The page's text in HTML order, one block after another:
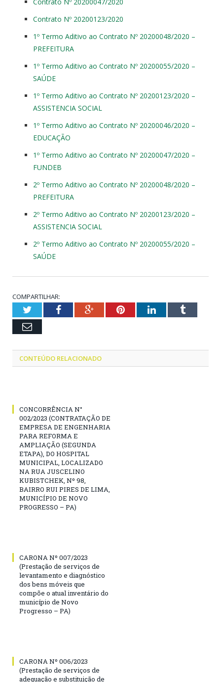
Contrato Nº 20200123/2020
1º Termo Aditivo ao Contrato Nº 20200048/2020 –
PREFEITURA
1º Termo Aditivo ao Contrato Nº 20200055/2020 –
SAÚDE
1º Termo Aditivo ao Contrato Nº 20200123/2020 –
ASSISTENCIA SOCIAL
1º Termo Aditivo ao Contrato Nº 20200046/2020 –
EDUCAÇÃO
1º Termo Aditivo ao Contrato Nº 20200047/2020 –
FUNDEB
2º Termo Aditivo ao Contrato Nº 20200048/2020 –
PREFEITURA
2º Termo Aditivo ao Contrato Nº 20200123/2020 –
ASSISTENCIA SOCIAL
2º Termo Aditivo ao Contrato Nº 20200055/2020 –
SAÚDE
COMPARTILHAR:
TwitterFacebookGoogle+PinterestLinkedInTumblr
Email
CONTEÚDO RELACIONADO
CONCORRÊNCIA N°
002/2023 (CONTRATAÇÃO DE
EMPRESA DE ENGENHARIA
PARA REFORMA E
AMPLIAÇÃO (SEGUNDA
ETAPA), DO HOSPITAL
MUNICIPAL, LOCALIZADO
NA RUA JUSCELINO
KUBISTCHEK, Nº 98,
BAIRRO RUI PIRES DE LIMA,
MUNICÍPIO DE NOVO
PROGRESSO – PA)
CARONA Nº 007/2023
(Prestação de serviços de
levantamento e diagnóstico
dos bens móveis que
compõe o atual inventário do
município de Novo
Progresso – PA)
CARONA Nº 006/2023
(Prestação de serviços de
adequação e substituição de